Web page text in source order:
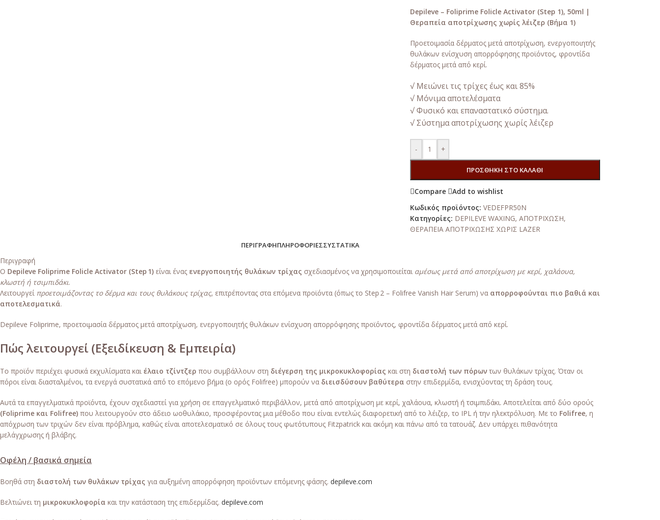
Depileve – Foliprime Folicle Activator (Step 1), 50ml |
Θεραπεία αποτρίχωσης χωρίς λέιζερ (Βήμα 1)
Προετοιμασία δέρματος μετά αποτρίχωση, ενεργοποιητής
θυλάκων ενίσχυση απορρόφησης προϊόντος, φροντίδα
δέρματος μετά από κερί.
√ Μειώνει τις τρίχες έως και 85%
√ Μόνιμα αποτελέσματα
√ Φυσικό και επαναστατικό σύστημα.
√ Σύστημα αποτρίχωσης χωρίς λέιζερ
- +
ΠΡΟΣΘΉΚΗ ΣΤΟ ΚΑΛΆΘΙ
Compare
Add to wishlist
Κωδικός προϊόντος: VEDEFPR50N
Κατηγορίες: DEPILEVE WAXING, ΑΠΟΤΡΙΧΩΣΗ,
ΘΕΡΑΠΕΙΑ ΑΠΟΤΡΙΧΩΣΗΣ ΧΩΡΙΣ LAZER
ΠΕΡΙΓΡΑΦΉΠΛΗΡΟΦΟΡΊΕΣΣΥΣΤΑΤΙΚΆ
Περιγραφή
Ο Depileve Foliprime Folicle Activator (Step 1) είναι ένας ενεργοποιητής θυλάκων τρίχας σχεδιασμένος να χρησιμοποιείται αμέσως μετά από αποτρίχωση με κερί, χαλάουα,
κλωστή ή τσιμπιδάκι.
Λειτουργεί προετοιμάζοντας το δέρμα και τους θυλάκους τρίχας, επιτρέποντας στα επόμενα προϊόντα (όπως το Step 2 – Folifree Vanish Hair Serum) να απορροφούνται πιο βαθιά και
αποτελεσματικά.
Depileve Foliprime, προετοιμασία δέρματος μετά αποτρίχωση, ενεργοποιητής θυλάκων ενίσχυση απορρόφησης προϊόντος, φροντίδα δέρματος μετά από κερί.
Πώς λειτουργεί (Εξειδίκευση & Εμπειρία)
Το προϊόν περιέχει φυσικά εκχυλίσματα και έλαιο τζίντζερ που συμβάλλουν στη διέγερση της μικροκυκλοφορίας και στη διαστολή των πόρων των θυλάκων τρίχας. Όταν οι
πόροι είναι διασταλμένοι, τα ενεργά συστατικά από το επόμενο βήμα (ο ορός Folifree) μπορούν να διεισδύσουν βαθύτερα στην επιδερμίδα, ενισχύοντας τη δράση τους.
Αυτά τα επαγγελματικά προϊόντα, έχουν σχεδιαστεί για χρήση σε επαγγελματικό περιβάλλον, μετά από αποτρίχωση με κερί, χαλάουα, κλωστή ή τσιμπιδάκι. Αποτελείται από δύο ορούς
(Foliprime και Folifree) που λειτουργούν στο άδειο ωοθυλάκιο, προσφέροντας μια μέθοδο που είναι εντελώς διαφορετική από το λέιζερ, το IPL ή την ηλεκτρόλυση. Με το Folifree, η
απόχρωση των τριχών δεν είναι πρόβλημα, καθώς είναι αποτελεσματικό σε όλους τους φωτότυπους Fitzpatrick και ακόμη και πάνω από τα τατουάζ. Δεν υπάρχει πιθανότητα
μελάγχρωσης ή βλάβης.
Οφέλη / βασικά σημεία
Βοηθά στη διαστολή των θυλάκων τρίχας για αυξημένη απορρόφηση προϊόντων επόμενης φάσης. depileve.com
Βελτιώνει τη μικροκυκλοφορία και την κατάσταση της επιδερμίδας. depileve.com